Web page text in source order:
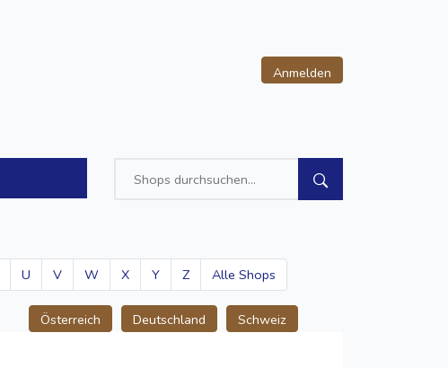
Anmelden
U V W X Y Z Alle Shops
Österreich Deutschland Schweiz